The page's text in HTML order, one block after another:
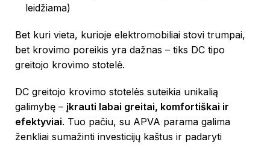
leidžiama)
Bet kuri vieta, kurioje elektromobiliai stovi trumpai,
bet krovimo poreikis yra dažnas – tiks DC tipo
greitojo krovimo stotelė.
DC greitojo krovimo stotelės suteikia unikalią
galimybę – įkrauti labai greitai, komfortiškai ir
efektyviai. Tuo pačiu, su APVA parama galima
ženkliai sumažinti investicijų kaštus ir padaryti